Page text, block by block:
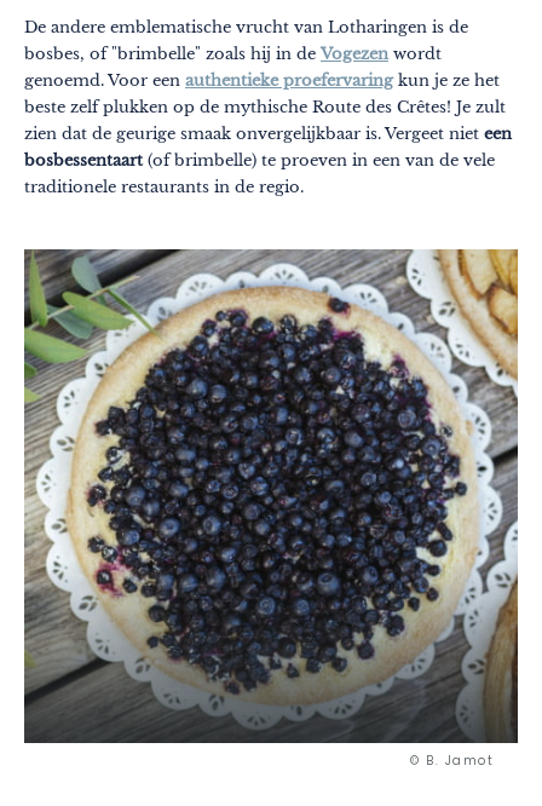
De andere emblematische vrucht van Lotharingen is de
bosbes, of "brimbelle" zoals hij in de Vogezen wordt
genoemd. Voor een authentieke proefervaringkun je ze het
beste zelf plukken op de mythische Route des Crêtes! Je zult
zien dat de geurige smaak onvergelijkbaar is. Vergeet niet een
bosbessentaart(of brimbelle) te proeven in een van de vele
traditionele restaurants in de regio.
© B. Jamot